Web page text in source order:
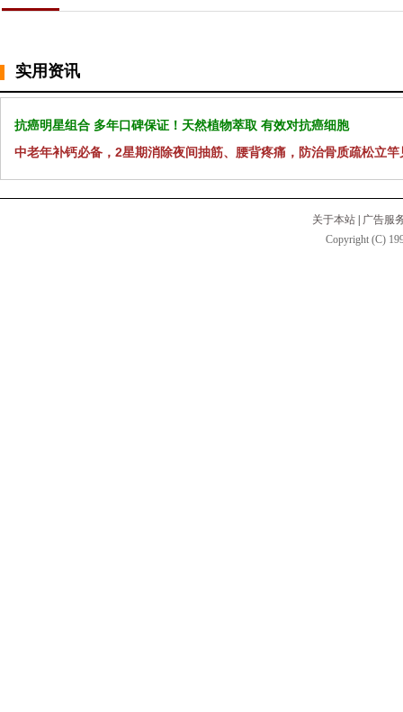
实用资讯
抗癌明星组合 多年口碑保证！天然植物萃取 有效对抗癌细胞
中老年补钙必备，2星期消除夜间抽筋、腰背疼痛，防治骨质疏松立竿
关于本站 | 广告服
Copyright (C)